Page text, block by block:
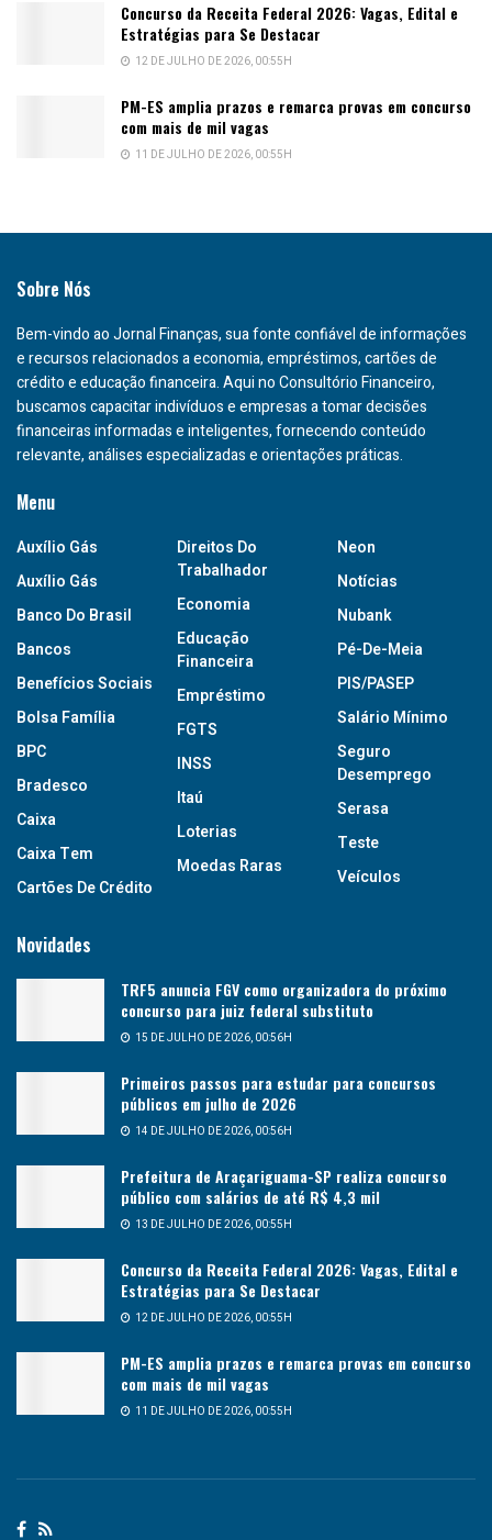
Concurso da Receita Federal 2026: Vagas, Edital e
Estratégias para Se Destacar
12 DE JULHO DE 2026, 00:55H
PM-ES amplia prazos e remarca provas em concurso
com mais de mil vagas
11 DE JULHO DE 2026, 00:55H
Sobre Nós
Bem-vindo ao Jornal Finanças, sua fonte confiável de informações
e recursos relacionados a economia, empréstimos, cartões de
crédito e educação financeira. Aqui no Consultório Financeiro,
buscamos capacitar indivíduos e empresas a tomar decisões
financeiras informadas e inteligentes, fornecendo conteúdo
relevante, análises especializadas e orientações práticas.
Menu
Auxílio Gás
Auxílio Gás
Banco Do Brasil
Bancos
Benefícios Sociais
Bolsa Família
BPC
Bradesco
Caixa
Caixa Tem
Cartões De Crédito
Direitos Do
Trabalhador
Economia
Educação
Financeira
Empréstimo
FGTS
INSS
Itaú
Loterias
Moedas Raras
Neon
Notícias
Nubank
Pé-De-Meia
PIS/PASEP
Salário Mínimo
Seguro
Desemprego
Serasa
Teste
Veículos
Novidades
TRF5 anuncia FGV como organizadora do próximo
concurso para juiz federal substituto
15 DE JULHO DE 2026, 00:56H
Primeiros passos para estudar para concursos
públicos em julho de 2026
14 DE JULHO DE 2026, 00:56H
Prefeitura de Araçariguama-SP realiza concurso
público com salários de até R$ 4,3 mil
13 DE JULHO DE 2026, 00:55H
Concurso da Receita Federal 2026: Vagas, Edital e
Estratégias para Se Destacar
12 DE JULHO DE 2026, 00:55H
PM-ES amplia prazos e remarca provas em concurso
com mais de mil vagas
11 DE JULHO DE 2026, 00:55H